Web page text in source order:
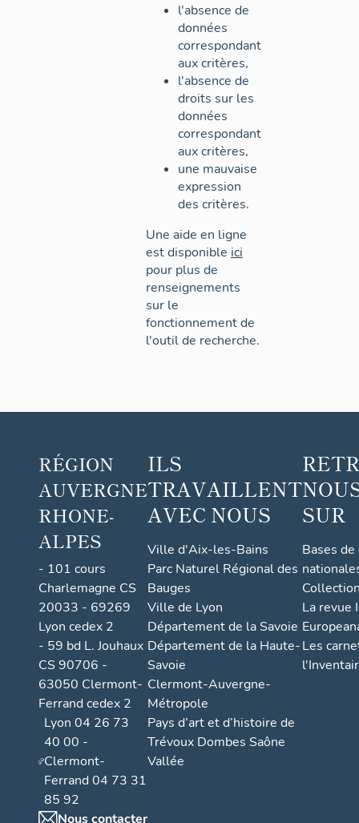
l'absence de
données
correspondant
aux critères,
l'absence de
droits sur les
données
correspondant
aux critères,
une mauvaise
expression
des critères.
Une aide en ligne
est disponible ici
pour plus de
renseignements
sur le
fonctionnement de
l'outil de recherche.
RÉGION
AUVERGNE
RHONE-
ALPES
- 101 cours
Charlemagne CS
20033 - 69269
Lyon cedex 2
- 59 bd L. Jouhaux
CS 90706 -
63050 Clermont-
Ferrand cedex 2
Lyon 04 26 73
40 00 -
Clermont-
Ferrand 04 73 31
85 92
Nous contacter
ILS
TRAVAILLENT
AVEC NOUS
Ville d'Aix-les-Bains
Parc Naturel Régional des
Bauges
Ville de Lyon
Département de la Savoie
Département de la Haute-
Savoie
Clermont-Auvergne-
Métropole
Pays d’art et d’histoire de
Trévoux Dombes Saône
Vallée
SUR
Bases
La revue
Les